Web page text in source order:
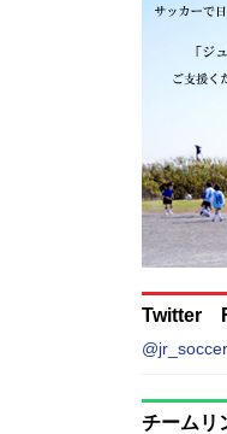
Twitter
チームリ